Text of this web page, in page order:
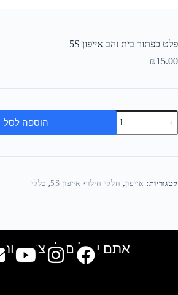
פלט כפתור בית זהב אייפון 5S
₪15.00
הוספה לסל
קטגוריות: אייפון, חלקי חילוף אייפון 5S , כללי
אתם יכולים למצוא